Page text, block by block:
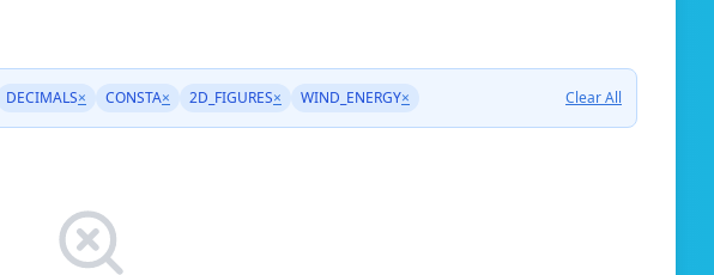
DECIMALS× CONSTA× 2D_FIGURES× WIND_ENERGY× Clear All